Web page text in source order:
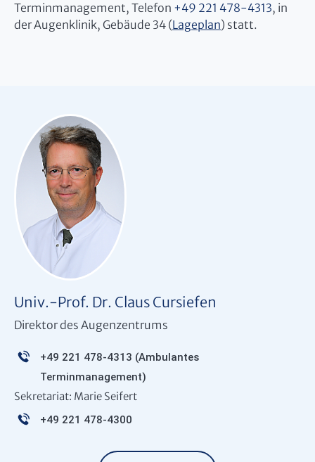
Terminmanagement, Telefon +49 221 478-4313, in
der Augenklinik, Gebäude 34 (Lageplan) statt.
Univ.-Prof. Dr. Claus Cursiefen
Direktor des Augenzentrums
+49 221 478-4313 (Ambulantes
Terminmanagement)
Sekretariat: Marie Seifert
+49 221 478-4300